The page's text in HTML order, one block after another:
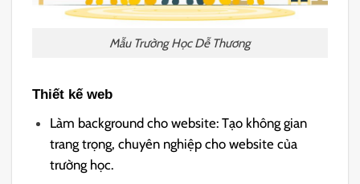
Mẫu Trường Học Dễ Thương
Thiết kế web
Làm background cho website: Tạo không gian
trang trọng, chuyên nghiệp cho website của
trường học.